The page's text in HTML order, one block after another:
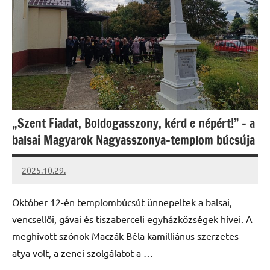
„Szent Fiadat, Boldogasszony, kérd e népért!” – a
balsai Magyarok Nagyasszonya-templom búcsúja
2025.10.29.
Leiszt
Október 12-én templombúcsút ünnepeltek a balsai,
vencsellői, gávai és tiszaberceli egyházközségek hívei. A
meghívott szónok Maczák Béla kamilliánus szerzetes
atya volt, a zenei szolgálatot a …